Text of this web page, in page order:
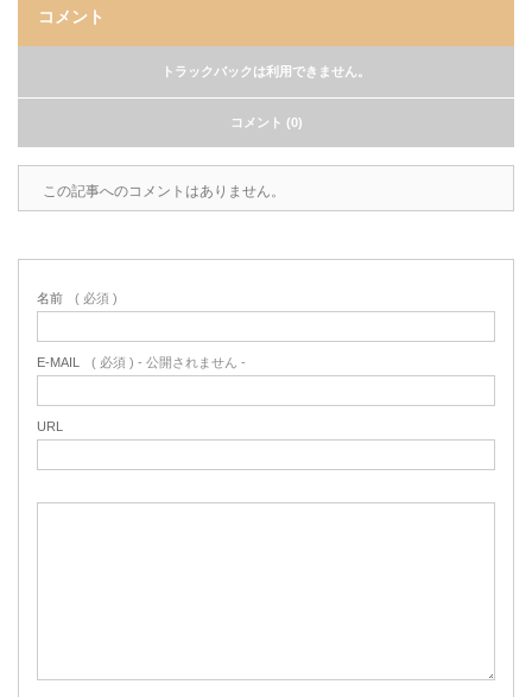
コメント
トラックバックは利用できません。
コメント (0)
この記事へのコメントはありません。
名前 ( 必須 )
E-MAIL ( 必須 ) - 公開されません -
URL